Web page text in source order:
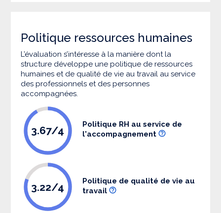
Politique ressources humaines
L’évaluation s’intéresse à la manière dont la
structure développe une politique de ressources
humaines et de qualité de vie au travail au service
des professionnels et des personnes
accompagnées.
3.67/4
Politique RH au service de
l'accompagnement
3.22/4
Politique de qualité de vie au
travail